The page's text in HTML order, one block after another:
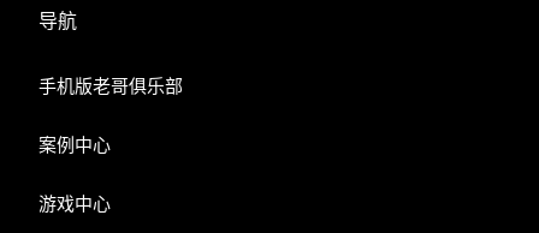
导航
手机版老哥俱乐部
案例中心
游戏中心